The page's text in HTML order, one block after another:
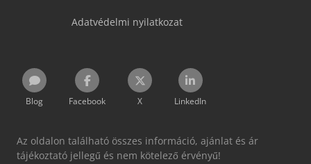
Adatvédelmi nyilatkozat
Blog Facebook X LinkedIn
Az oldalon található összes információ, ajánlat és ár
tájékoztató jellegű és nem kötelező érvényű!